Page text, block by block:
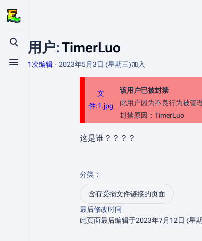
打开/关闭搜索
打开/关闭菜单
用户:TimerLuo
1次编辑 2023年5月3日 (星期三)加入
文
件:1.jpg
该用户已被封禁
此用户因为不良行为被管
封禁原因：TimerLuo
这是谁？？？？
分类 ：​
含有受损文件链接的页面
最后修改时间
此页面最后编辑于2023年7月12日 (星期